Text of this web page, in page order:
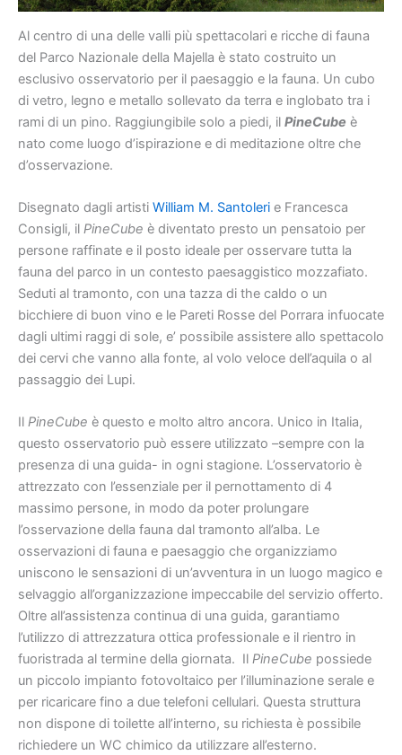
Al centro di una delle valli più spettacolari e ricche di fauna
del Parco Nazionale della Majella è stato costruito un
esclusivo osservatorio per il paesaggio e la fauna. Un cubo
di vetro, legno e metallo sollevato da terra e inglobato tra i
rami di un pino. Raggiungibile solo a piedi, il PineCube è
nato come luogo d’ispirazione e di meditazione oltre che
d’osservazione.
Disegnato dagli artisti William M. Santoleri e Francesca
Consigli, il PineCube è diventato presto un pensatoio per
persone raffinate e il posto ideale per osservare tutta la
fauna del parco in un contesto paesaggistico mozzafiato.
Seduti al tramonto, con una tazza di the caldo o un
bicchiere di buon vino e le Pareti Rosse del Porrara infuocate
dagli ultimi raggi di sole, e’ possibile assistere allo spettacolo
dei cervi che vanno alla fonte, al volo veloce dell’aquila o al
passaggio dei Lupi.
Il PineCube è questo e molto altro ancora. Unico in Italia,
questo osservatorio può essere utilizzato –sempre con la
presenza di una guida- in ogni stagione. L’osservatorio è
attrezzato con l’essenziale per il pernottamento di 4
massimo persone, in modo da poter prolungare
l’osservazione della fauna dal tramonto all’alba. Le
osservazioni di fauna e paesaggio che organizziamo
uniscono le sensazioni di un’avventura in un luogo magico e
selvaggio all’organizzazione impeccabile del servizio offerto.
Oltre all’assistenza continua di una guida, garantiamo
l’utilizzo di attrezzatura ottica professionale e il rientro in
fuoristrada al termine della giornata. Il PineCube possiede
un piccolo impianto fotovoltaico per l’illuminazione serale e
per ricaricare fino a due telefoni cellulari. Questa struttura
non dispone di toilette all’interno, su richiesta è possibile
richiedere un WC chimico da utilizzare all’esterno.